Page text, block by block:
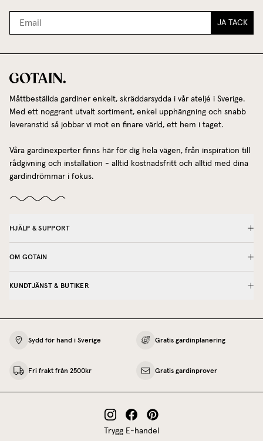
JA TACK
Måttbeställda gardiner enkelt, skräddarsydda i vår ateljé i Sverige.
Med ett noggrant utvalt sortiment, enkel upphängning och snabb
leveranstid så jobbar vi mot en finare värld, ett hem i taget.
Våra gardinexperter finns här för dig hela vägen, från inspiration till
rådgivning och installation - alltid kostnadsfritt och alltid med dina
gardindrömmar i fokus.
HJÄLP & SUPPORT
OM GOTAIN
KUNDTJÄNST & BUTIKER
Sydd för hand i Sverige Gratis gardinplanering
Fri frakt från 2500kr Gratis gardinprover
Trygg E-handel